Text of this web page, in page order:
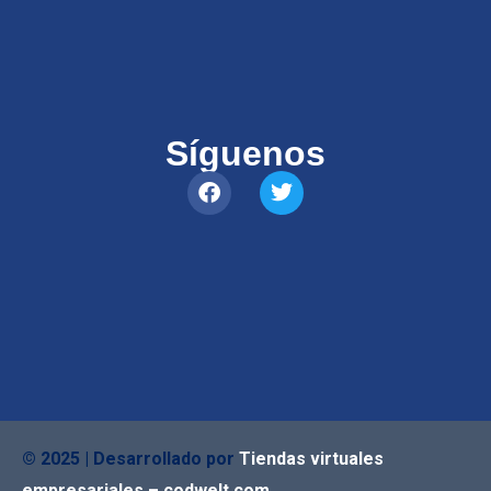
Síguenos
© 2025 | Desarrollado por Tiendas virtuales